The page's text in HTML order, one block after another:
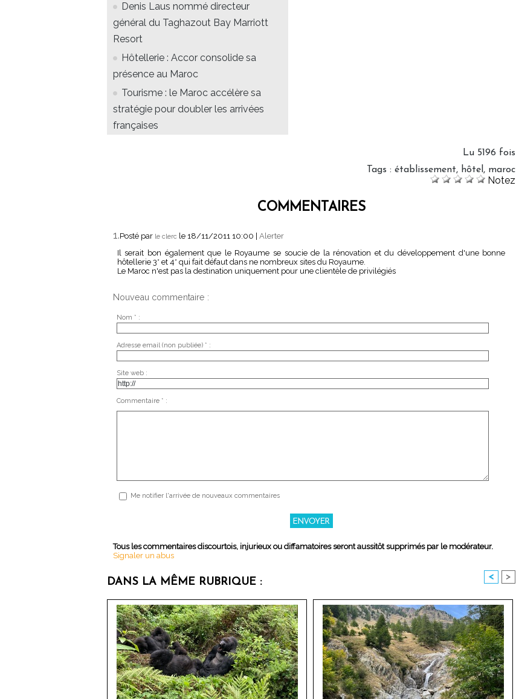
Denis Laus nommé directeur
général du Taghazout Bay Marriott
Resort
Hôtellerie : Accor consolide sa
présence au Maroc
Tourisme : le Maroc accélère sa
stratégie pour doubler les arrivées
françaises
Lu 5196 fois
Tags : établissement, hôtel , maroc
Notez
COMMENTAIRES
1.Posté par le clerc le 18/11/2011 10:00
Alerter
Il serait bon également que le Royaume se soucie de la rénovation et du développement d'une bonne
hôtellerie 3* et 4* qui fait défaut dans ne nombreux sites du Royaume.
Le Maroc n'est pas la destination uniquement pour une clientèle de privilégiés
Nouveau commentaire :
Nom * :
Adresse email (non publiée) * :
Site web :
Commentaire * :
Me notifier l'arrivée de nouveaux commentaires
Tous les commentaires discourtois, injurieux ou diffamatoires seront aussitôt supprimés par le modérateur.
Signaler un abus
DANS LA MÊME RUBRIQUE : < >